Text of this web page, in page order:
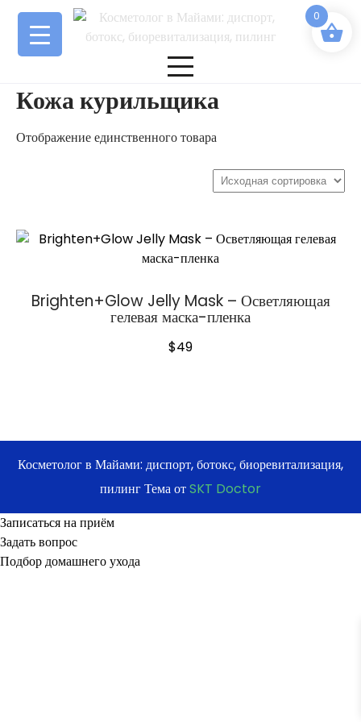
Перейти
содержимому
Кожа курильщика
Отображение единственного товара
Brighten+Glow Jelly Mask – Осветляющая
гелевая маска-пленка
$49
Косметолог в Майами: диспорт, ботокс, биоревитализация,
пилинг Тема отSKT Doctor
0
Записаться на приём
Задать вопрос
Подбор домашнего ухода